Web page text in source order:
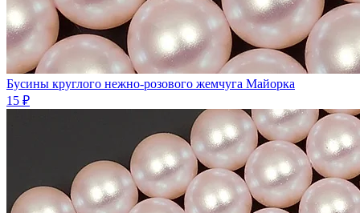
Бусины круглого нежно-розового жемчуга Майорка
15 ₽